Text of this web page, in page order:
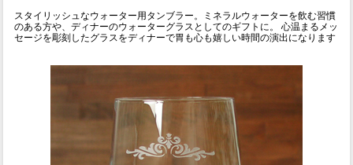
スタイリッシュなウォーター用タンブラー。ミネラルウォーターを飲む習慣
のある方や、ディナーのウォーターグラスとしてのギフトに。 心温まるメッ
セージを彫刻したグラスをディナーで胃も心も嬉しい時間の演出になります